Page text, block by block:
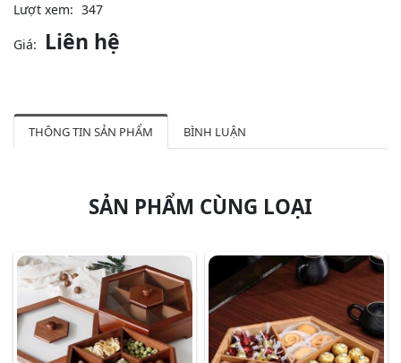
Lượt xem: 347
Giá: Liên hệ
THÔNG TIN SẢN PHẨM BÌNH LUẬN
SẢN PHẨM CÙNG LOẠI